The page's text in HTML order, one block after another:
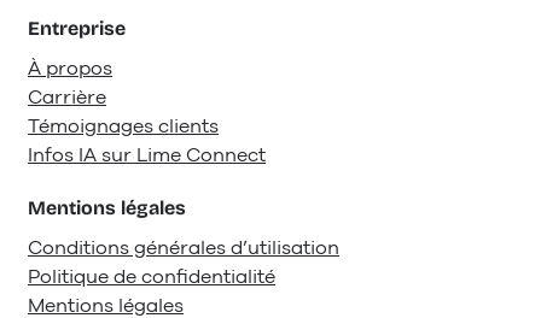
Entreprise
À propos
Carrière
Témoignages clients
Infos IA sur Lime Connect
Mentions légales
Conditions générales d’utilisation
Politique de confidentialité
Mentions légales